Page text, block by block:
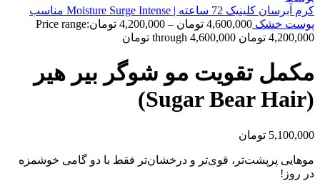
کرم آبرسان کلینیک 72 ساعته | Moisture Surge Intense مناسب
پوست خشک 4,600,000 تومان –
4,200,000 تومانPrice range:
4,200,000 تومان through 4,600,000 تومان
مکمل تقویت مو شوگر بیر هیر
(Sugar Bear Hair)
5,100,000 تومان
موهایی پرپشت‌تر، قوی‌تر و درخشان‌تر فقط با دو گامی خوشمزه
در روز!